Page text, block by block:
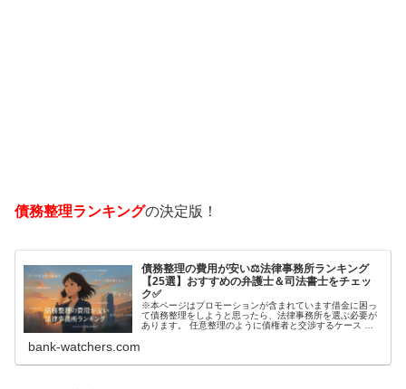
債務整理ランキングの決定版！
債務整理の費用が安い⚖️法律事務所ランキング
【25選】おすすめの弁護士＆司法書士をチェッ
ク✅
※本ページはプロモーションが含まれています借金に困っ
て債務整理をしようと思ったら、法律事務所を選ぶ必要が
あります。 任意整理のように債権者と交渉するケース 自
bank-watchers.com